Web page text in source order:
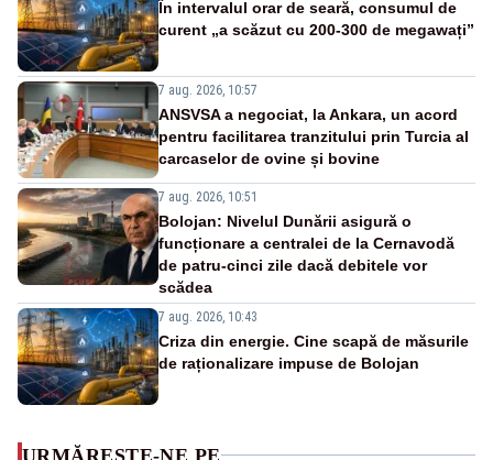
În intervalul orar de seară, consumul de
curent „a scăzut cu 200-300 de megawați”
7 aug. 2026, 10:57
ANSVSA a negociat, la Ankara, un acord
pentru facilitarea tranzitului prin Turcia al
carcaselor de ovine și bovine
7 aug. 2026, 10:51
Bolojan: Nivelul Dunării asigură o
funcționare a centralei de la Cernavodă
de patru-cinci zile dacă debitele vor
scădea
7 aug. 2026, 10:43
Criza din energie. Cine scapă de măsurile
de raționalizare impuse de Bolojan
URMĂREȘTE-NE PE